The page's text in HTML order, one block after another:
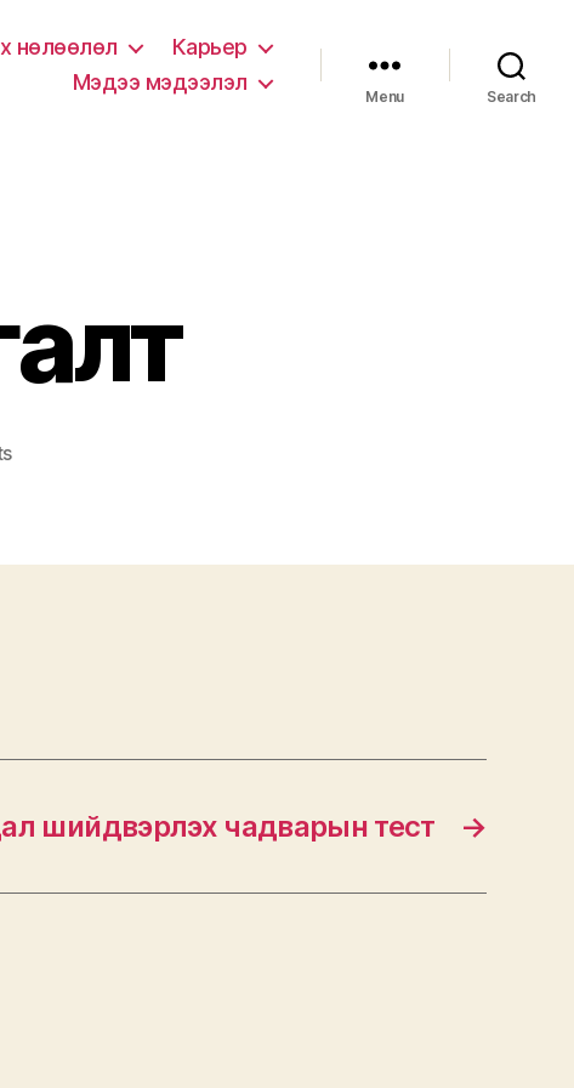
нөлөөлөл
Карьер
Мэдээ мэдээлэл
Menu Search
on
→
шийдвэрлэх чадварын тест